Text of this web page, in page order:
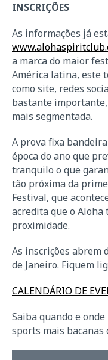
INSCRIÇÕES
As informações já
a marca do maior
América latina, este
como site, redes
bastante
mais segmentada.
A prova fixa
época do ano que
tranquilo o que
tão próxima da
Festival, que
acredita que o
proximidade.
As inscrições abrem
de Janeiro. Fiquem
CALENDÁRIO DE
Saiba quando e
sports mais bacanas